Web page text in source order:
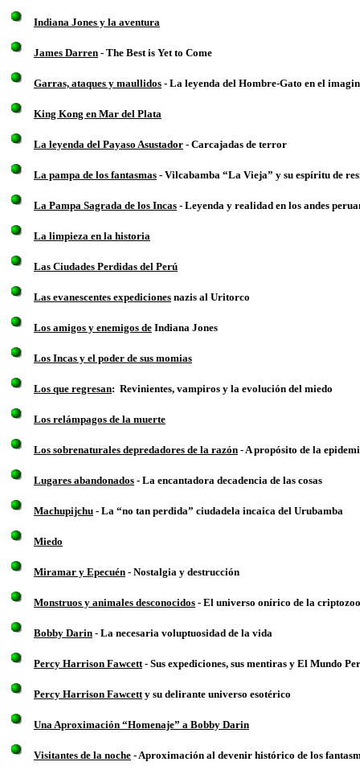
Indiana Jones y la aventura
James Darren - The Best is Yet to Come
Garras, ataques y maullidos - La leyenda del Hombre-Gato en el
King Kong en Mar del Plata
La leyenda del Payaso Asustador - Carcajadas de terror
La pampa de los fantasmas - Vilcabamba “La Vieja” y su espíritu de
La Pampa Sagrada de los Incas - Leyenda y realidad en los andes
La limpieza en la historia
Las Ciudades Perdidas del Perú
Las evanescentes expediciones nazis al Uritorco
Los amigos y enemigos de Indiana Jones
Los Incas y el poder de sus momias
Los que regresan: Revinientes, vampiros y la evolución del miedo
Los relámpagos de la muerte
Los sobrenaturales depredadores de la razón - A propósito de la
Lugares abandonados - La encantadora decadencia de las cosas
Machupijchu - La “no tan perdida” ciudadela incaica del Urubamba
Miedo
Miramar y Epecuén - Nostalgia y destrucción
Monstruos y animales desconocidos - El universo onírico de la
Bobby Darin - La necesaria voluptuosidad de la vida
Percy Harrison Fawcett- Sus expediciones, sus mentiras y El Mundo
Percy Harrison Fawcetty su delirante universo esotérico
Una Aproximación “Homenaje” a Bobby Darin
Visitantes de la noche - Aproximación al devenir histórico de los